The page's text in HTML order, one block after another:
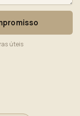
úteis